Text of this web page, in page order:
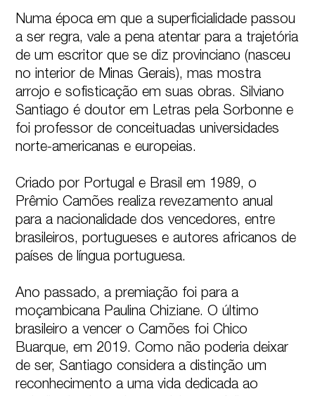
Numa época em que a superficialidade passou
a ser regra, vale a pena atentar para a trajetória
de um escritor que se diz provinciano (nasceu
no interior de Minas Gerais), mas mostra
arrojo e sofisticação em suas obras. Silviano
Santiago é doutor em Letras pela Sorbonne e
foi professor de conceituadas universidades
norte-americanas e europeias.
Criado por Portugal e Brasil em 1989, o
Prêmio Camões realiza revezamento anual
para a nacionalidade dos vencedores, entre
brasileiros, portugueses e autores africanos de
países de língua portuguesa.
Ano passado, a premiação foi para a
moçambicana Paulina Chiziane. O último
brasileiro a vencer o Camões foi Chico
Buarque, em 2019. Como não poderia deixar
de ser, Santiago considera a distinção um
reconhecimento a uma vida dedicada ao